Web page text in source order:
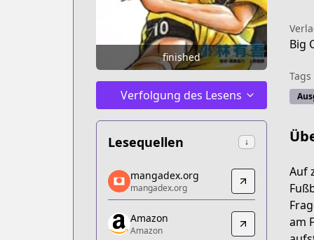
finished
Verfolgung des Lesens
Lesequellen ↓
mangadex.org
mangadex.org
https://mangadex.org/title/b73371d4-
Amazon
mangadex.org
mangadex.org
Amazon
Amazon
Big
Tags
Auf
am